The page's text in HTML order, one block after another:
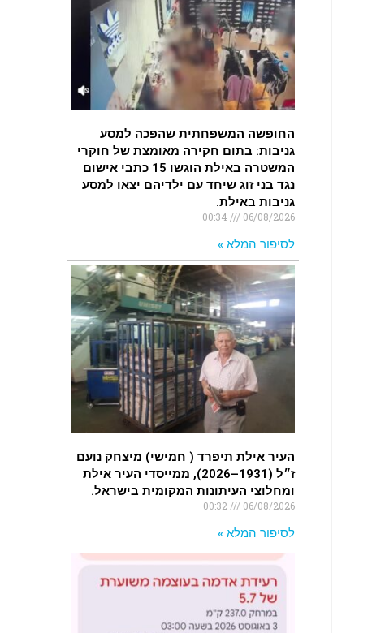
החופשה המשפחתית שהפכה למסע
גניבות: בתום חקירה מאומצת של חוקרי
המשטרה באילת הוגשו 15 כתבי אישום
נגד בני זוג שיחד עם ילדיהם יצאו למסע
גניבות באילת.
06/08/2026
לסיפור המלא »
העיר אילת תיפרד ( חמישי) מיצחק נועם
ז״ל (1931–2026), ממייסדי העיר אילת
ומחלוצי העיתונות המקומית בישראל.
06/08/2026
לסיפור המלא »